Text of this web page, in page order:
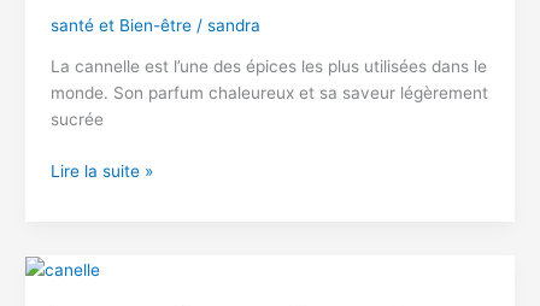
petite
fille
de
21
santé et Bien-être/ sandra
La cannelle est l’une des épices les plus utilisées dans le
monde. Son parfum chaleureux et sa saveur légèrement
sucrée
Huile
cannelle
Lire la suite »